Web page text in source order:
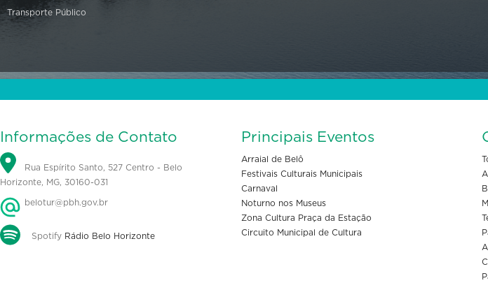
Transporte Público
Informações de Contato
Rua Espírito Santo, 527 Centro - Belo
Horizonte, MG, 30160-031
belotur@pbh.gov.br
Spotify Rádio Belo Horizonte
Principais Eventos
Arraial de Belô
Festivais Culturais Municipais
Carnaval
Noturno nos Museus
Zona Cultura Praça da Estação
Circuito Municipal de Cultura